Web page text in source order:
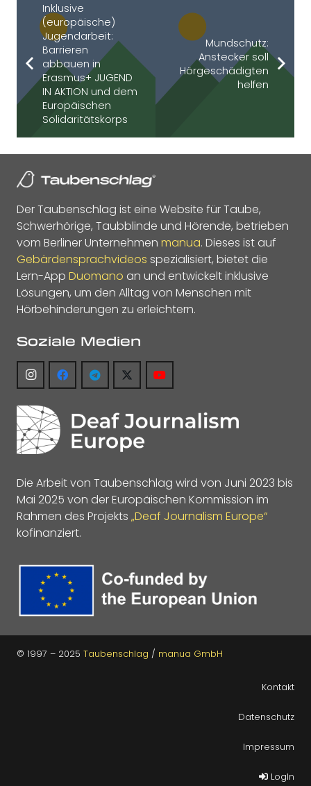
Inklusive
(europäische)
Jugendarbeit:
Barrieren
abbauen in
Erasmus+ JUGEND
IN AKTION und dem
Europäischen
Solidaritätskorps
Mundschutz:
Anstecker soll
Hörgeschädigten
helfen
Der Taubenschlag ist eine Website für Taube,
Schwerhörige, Taubblinde und Hörende, betrieben
vom Berliner Unternehmen manua. Dieses ist auf
Gebärdensprachvideos spezialisiert, bietet die
Lern-App Duomano an und entwickelt inklusive
Lösungen, um den Alltag von Menschen mit
Hörbehinderungen zu erleichtern.
Soziale Medien
Die Arbeit von Taubenschlag wird von Juni 2023 bis
Mai 2025 von der Europäischen Kommission im
Rahmen des Projekts „Deaf Journalism Europe“
kofinanziert.
© 1997 – 2025 Taubenschlag / manua GmbH
Kontakt
Datenschutz
Impressum
LogIn